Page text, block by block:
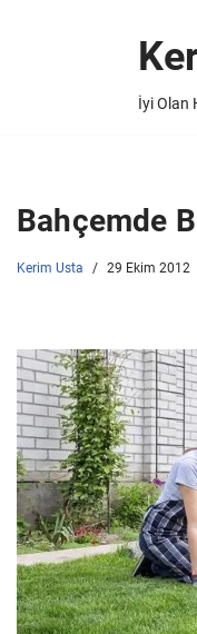
İyi Olan
Bahçemde
Kerim Usta 29 Ekim 2012